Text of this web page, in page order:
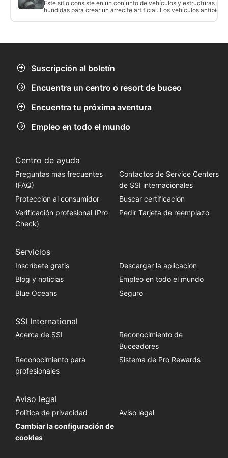
Este sitio consiste en un conjunto de vehículos y estructuras
hundidas para crear un arrecife artificial. Los vehículos anfibios
separadas. La visibilidad puede no ser siempre buena, pero aún
Suscripción al boletín
Encuentra un centro o resort de buceo
Encuentra tu próxima aventura
Empleo en todo el mundo
Centro de ayuda
Preguntas más frecuentes
(FAQ)
Contactos de Service Centers
de SSI internacionales
Protección al consumidor
Buscar certificación
Verificación profesional (Pro
Check)
Pedir Tarjeta de reemplazo
Servicios
Inscríbete gratis
Descargar la aplicación
Blog y noticias
Empleo en todo el mundo
Blue Oceans
Seguro
SSI International
Acerca de SSI
Reconocimiento de
Buceadores
Reconocimiento para
profesionales
Sistema de Pro Rewards
Aviso legal
Política de privacidad
Aviso legal
Cambiar la configuración de
cookies